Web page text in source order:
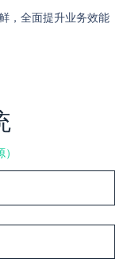
，全面提升业务效能